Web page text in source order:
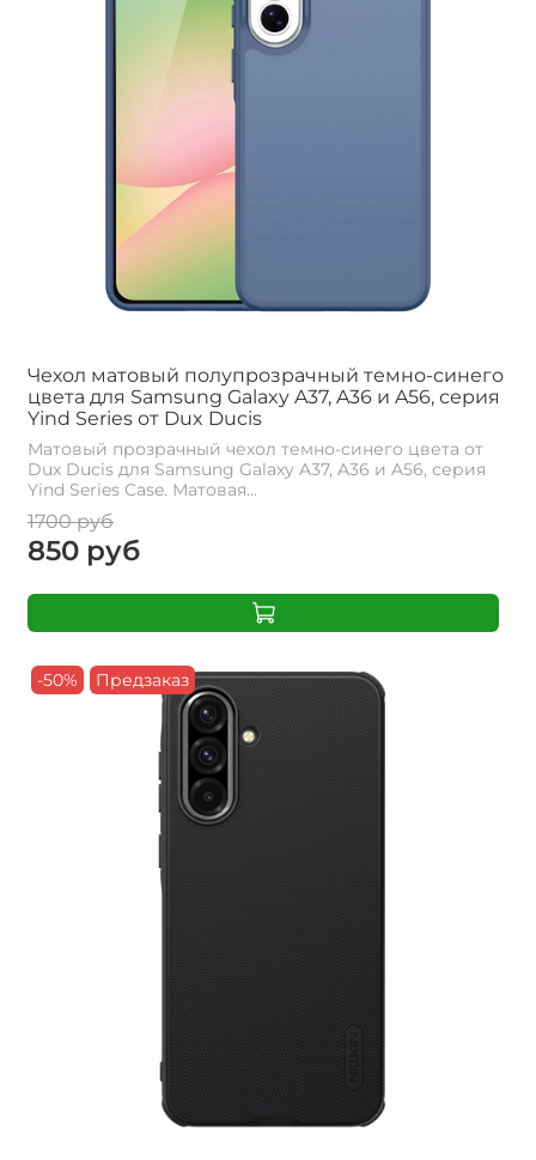
Чехол матовый полупрозрачный темно-синего
цвета для Samsung Galaxy A37, A36 и A56, серия
Yind Series от Dux Ducis
Матовый прозрачный чехол темно-синего цвета от
Dux Ducis для Samsung Galaxy A37, A36 и A56, серия
Yind Series Case. Матовая...
1700 руб
850 руб
-50% Предзаказ